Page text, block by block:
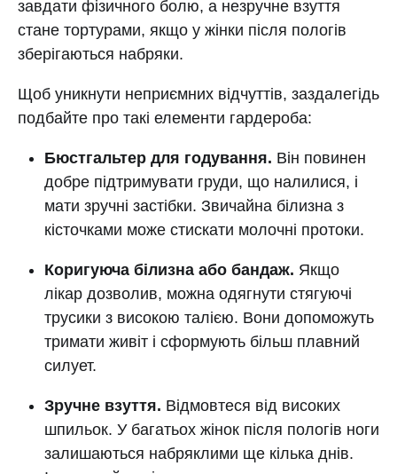
завдати фізичного болю, а незручне взуття
стане тортурами, якщо у жінки після пологів
зберігаються набряки.
Щоб уникнути неприємних відчуттів, заздалегідь
подбайте про такі елементи гардероба:
Бюстгальтер для годування. Він повинен
добре підтримувати груди, що налилися, і
мати зручні застібки. Звичайна білизна з
кісточками може стискати молочні протоки.
Коригуюча білизна або бандаж. Якщо
лікар дозволив, можна одягнути стягуючі
трусики з високою талією. Вони допоможуть
тримати живіт і сформують більш плавний
силует.
Зручне взуття. Відмовтеся від високих
шпильок. У багатьох жінок після пологів ноги
залишаються набряклими ще кілька днів.